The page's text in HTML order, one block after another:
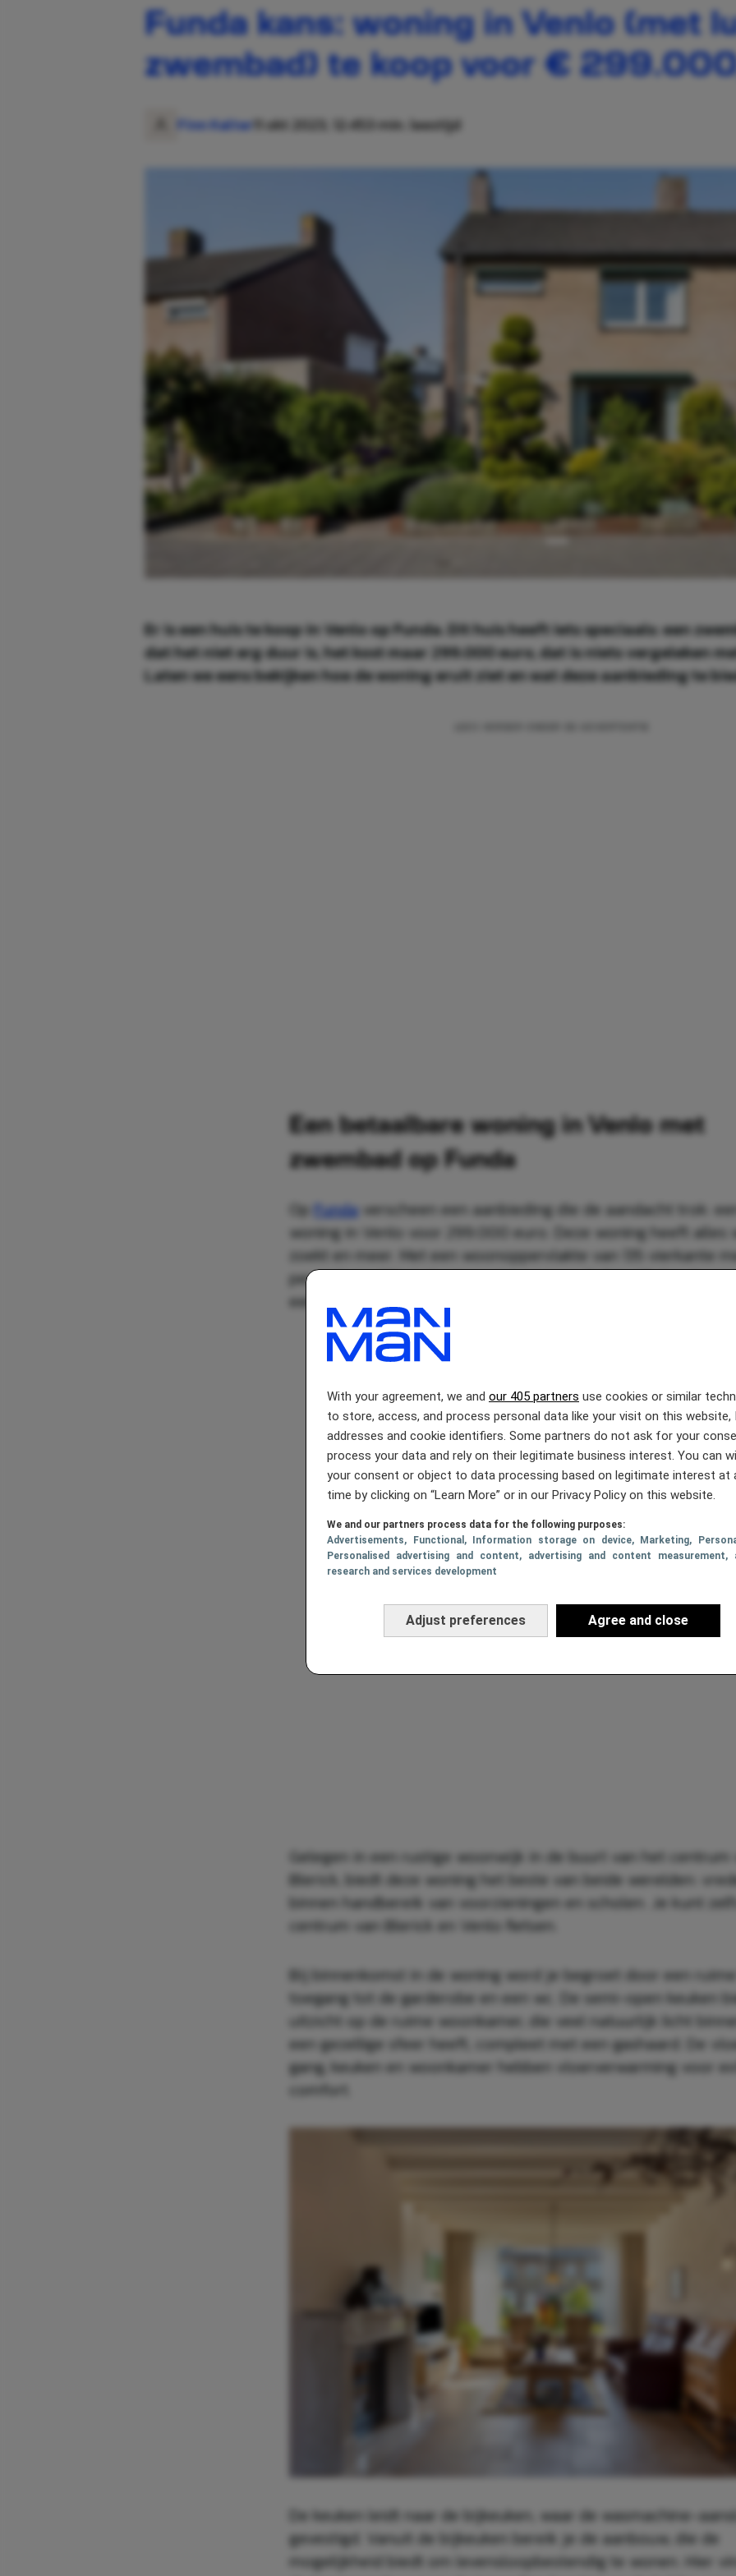
With your agreement, we and our 405 partners use cookies or similar
to store, access, and process personal data like your visit on this website,
addresses and cookie identifiers. Some partners do not ask for your
process your data and rely on their legitimate business interest. You can
your consent or object to data processing based on legitimate interest at
time by clicking on “Learn More” or in our Privacy Policy on this website.
We and our partners process data for the following purposes:
Advertisements, Functional , Information storage on device, Marketing,
Personalised advertising and content, advertising and content measurement,
research and services development
Adjust preferences Agree and close
Funda kans: woning in Venlo (met
zwembad) te koop voor €
Finn Kalter11 okt 2023, 12:453 min. leestijd
Er is een huis te koop in Venlo op Funda. Dit huis heeft iets speciaals: een
dat het niet erg duur is, het kost maar 299.000 euro, dat is niets vergeleken
Laten we eens bekijken hoe de woning eruit ziet en wat deze aanbieding te
Een betaalbare woning in Venlo met
zwembad op Funda
OpFundaverscheen een aanbieding die de aandacht trok:
woning in Venlo voor 299.000 euro. Deze woning heeft alles
zoekt en meer. Met een woonoppervlakte van 135 vierkante
perceel van 231 vierkante meter en maar liefst vijf
een droom die werkelijkheid wordt.
Gelegen in een rustige woonwijk in de buurt van het centrum
Blerick, biedt deze woning het beste van beide werelden:
binnen handbereik van voorzieningen en scholen. Je kunt
centrum van Blerick en Venlo fietsen.
Bij binnenkomst in de woning word je begroet door een
toegang tot de garderobe en een wc. De semi-open keuken
uitzicht op de ruime woonkamer, die veel natuurlijk licht
een gezellige sfeer heeft, compleet met een gashaard. De
gang, keuken en woonkamer hebben vloerverwarming voor
comfort.
De keuken leidt naar de bijkeuken, waar de wasmachine-
gevestigd. Vanuit de bijkeuken bereik je de aanbouw, die de
mogelijkheid biedt om levensloopbestendig te wonen. Hier